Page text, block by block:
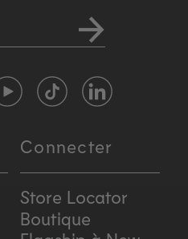
TikTokLinkedIn
Connecter
Store Locator
Boutique